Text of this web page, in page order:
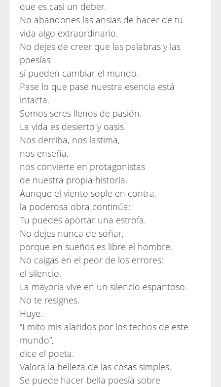
que es casi un deber.
No abandones las ansias de hacer de tu
vida algo extraordinario.
No dejes de creer que las palabras y las
poesías
sí pueden cambiar el mundo.
Pase lo que pase nuestra esencia está
intacta.
Somos seres llenos de pasión.
La vida es desierto y oasis.
Nos derriba, nos lastima,
nos enseña,
nos convierte en protagonistas
de nuestra propia historia.
Aunque el viento sople en contra,
la poderosa obra continúa:
Tu puedes aportar una estrofa.
No dejes nunca de soñar,
porque en sueños es libre el hombre.
No caigas en el peor de los errores:
el silencio.
La mayoría vive en un silencio espantoso.
No te resignes.
Huye.
“Emito mis alaridos por los techos de este
mundo”,
dice el poeta.
Valora la belleza de las cosas simples.
Se puede hacer bella poesía sobre